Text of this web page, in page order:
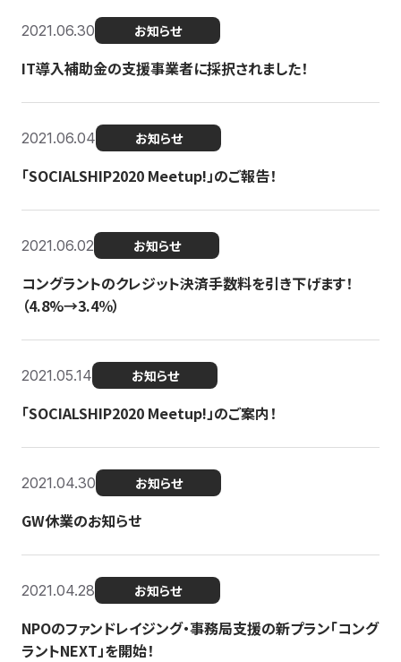
2021.06.30 お知らせ
IT導入補助金の支援事業者に採択されました！
2021.06.04 お知らせ
「SOCIALSHIP2020 Meetup!」のご報告！
2021.06.02 お知らせ
コングラントのクレジット決済手数料を引き下げます！
（4.8%→3.4％）
2021.05.14 お知らせ
「SOCIALSHIP2020 Meetup!」のご案内！
2021.04.30 お知らせ
GW休業のお知らせ
2021.04.28 お知らせ
NPOのファンドレイジング・事務局支援の新プラン「コング
ラントNEXT」を開始！